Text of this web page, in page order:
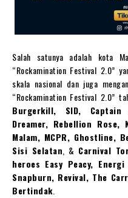
Salah satunya adalah kota
“Rockamination Festival 2.0”
skala nasional dan juga
“Rockamination Festival 2.0”
Burgerkill, SID, Captain
Dreamer, Rebellion
Malam, MCPR, Ghostline,
Sisi Selatan, & Carnival
heroes Easy Peacy,
Snapburn, Revival, The
Bertindak.